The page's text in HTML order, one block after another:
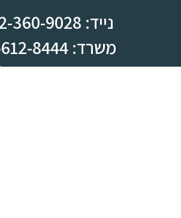
נייד: 052-360-9028
משרד: 03-612-8444
צומת ראש העין,